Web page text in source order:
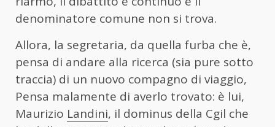
denominatore comune non si trova.
Allora, la segretaria, da quella furba che è,
pensa di andare alla ricerca (sia pure sotto
traccia) di un nuovo compagno di viaggio,
Pensa malamente di averlo trovato: è lui,
Maurizio Landini, il dominus della Cgil che